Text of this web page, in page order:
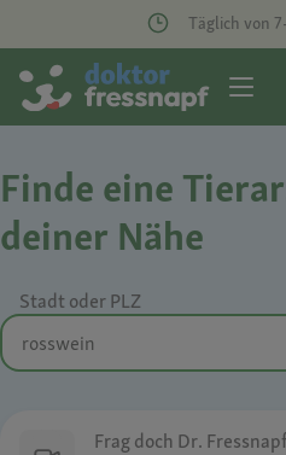
Täglich von
Finde eine
deiner Nähe
Stadt oder PLZ
Frag doch Dr. Fressnapf